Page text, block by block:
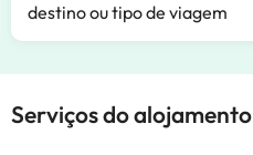
destino ou tipo de viagem
Serviços do alojamento